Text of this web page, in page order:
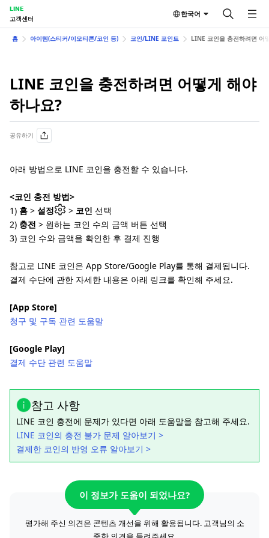
LINE
고객센터
한국어
홈 아이템(스티커/이모티콘/코인 등) 코인/LINE 포인트 LINE 코인을 충전하려면 어
LINE 코인을 충전하려면 어떻게 해야
하나요?
공유하기
아래 방법으로 LINE 코인을 충전할 수 있습니다.
<코인 충전 방법>
1) 홈 > 설정 > 코인 선택
2) 충전 > 원하는 코인 수의 금액 버튼 선택
3) 코인 수와 금액을 확인한 후 결제 진행
참고로 LINE 코인은 App Store/Google Play를 통해 결제됩니다.
결제 수단에 관한 자세한 내용은 아래 링크를 확인해 주세요.
[App Store]
청구 및 구독 관련 도움말
[Google Play]
결제 수단 관련 도움말
참고 사항
LINE 코인 충전에 문제가 있다면 아래 도움말을 참고해 주세요.
LINE 코인의 충전 불가 문제 알아보기 >
결제한 코인의 반영 오류 알아보기 >
이 정보가 도움이 되었나요?
평가해 주신 의견은 콘텐츠 개선을 위해 활용됩니다. 고객님의 소